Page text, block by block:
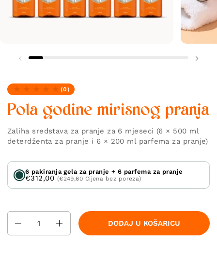
Nema recenzija
(0)
Pola godine mirisnog pranja
Zaliha sredstava za pranje za 6 mjeseci (6 × 500 ml
deterdženta za pranje i 6 × 200 ml parfema za pranje)
6 pakiranja gela za pranje + 6 parfema za pranje
€312,00(€249,60 Cijena bez poreza)
DODAJ U KOŠARICU